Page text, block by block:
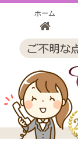
ホーム